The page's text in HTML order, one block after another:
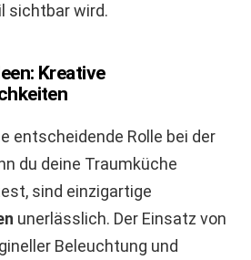
sichtbar wird.
Kreative
entscheidende Rolle bei der
du deine Traumküche
sind einzigartige
unerlässlich. Der Einsatz von
Beleuchtung und